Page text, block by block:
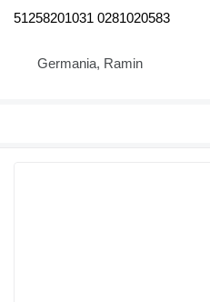
51258201031 0281020583
Germania, Ramin